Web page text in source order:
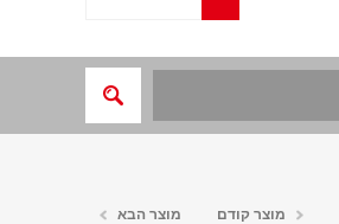
מוצר קודם מוצר הבא